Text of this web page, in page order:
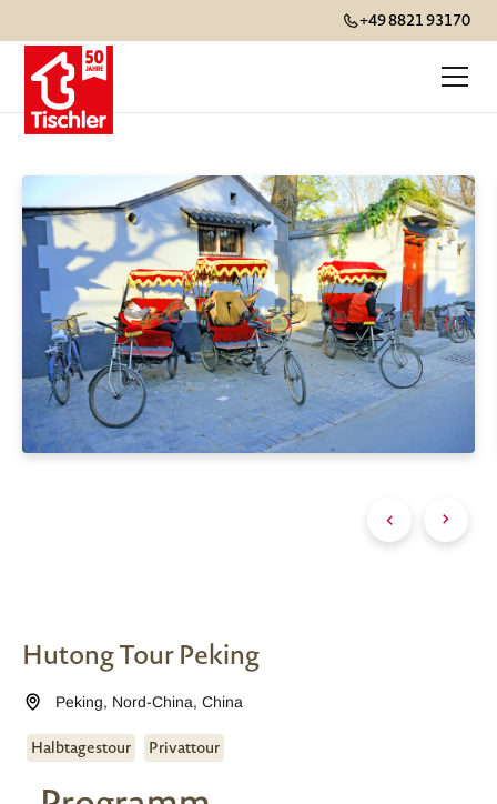
+49 8821 93170
Hutong Tour Peking
Peking, Nord-China,China
Halbtagestour Privattour